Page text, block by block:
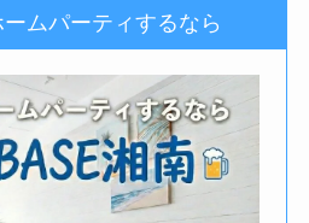
ムパーティするなら